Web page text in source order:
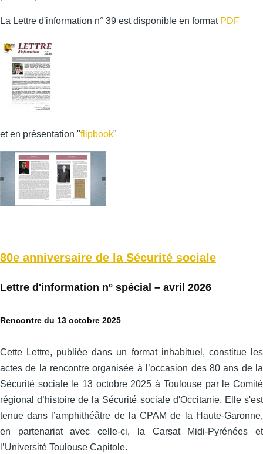
La Lettre d'information n° 39 est disponible en format PDF
et en présentation "flipbook"
80e anniversaire de la Sécurité sociale
Lettre d'information n° spécial – avril 2026
Rencontre du 13 octobre 2025
Cette Lettre, publiée dans un format inhabituel, constitue les
actes de la rencontre organisée à l’occasion des 80 ans de la
Sécurité sociale le 13 octobre 2025 à Toulouse par le Comité
régional d’histoire de la Sécurité sociale d'Occitanie. Elle s'est
tenue dans l’amphithéâtre de la CPAM de la Haute-Garonne,
en partenariat avec celle‑ci, la Carsat Midi‑Pyrénées et
l’Université Toulouse Capitole.